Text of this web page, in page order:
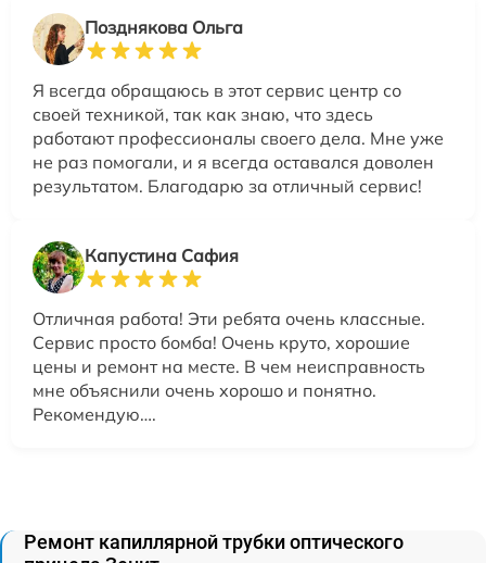
Позднякова Ольга
Я всегда обращаюсь в этот сервис центр со
своей техникой, так как знаю, что здесь
работают профессионалы своего дела. Мне уже
не раз помогали, и я всегда оставался доволен
результатом. Благодарю за отличный сервис!
Капустина Сафия
Отличная работа! Эти ребята очень классные.
Сервис просто бомба! Очень круто, хорошие
цены и ремонт на месте. В чем неисправность
мне объяснили очень хорошо и понятно.
Рекомендую….
Ремонт капиллярной трубки оптического